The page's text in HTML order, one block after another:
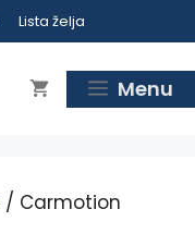
Lista želja
Menu
/ Carmotion